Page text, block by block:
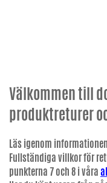
Välkommen till
produktreturer
Läs igenom
Fullständiga villkor för
punkterna 7 och 8 i våra